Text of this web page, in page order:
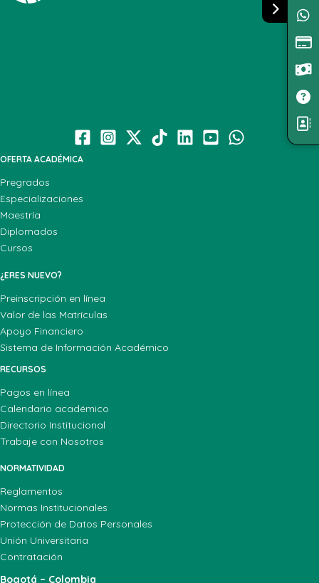
OFERTA ACADÉMICA
Pregrados
Especializaciones
Maestría
Diplomados
Cursos
¿ERES NUEVO?
Preinscripción en línea
Valor de las Matrículas
Apoyo Financiero
Sistema de Información Académico
RECURSOS
Pagos en línea
Calendario académico
Directorio Institucional
Trabaje con Nosotros
NORMATIVIDAD
Reglamentos
Normas Institucionales
Protección de Datos Personales
Unión Universitaria
Contratación
Bogotá – Colombia